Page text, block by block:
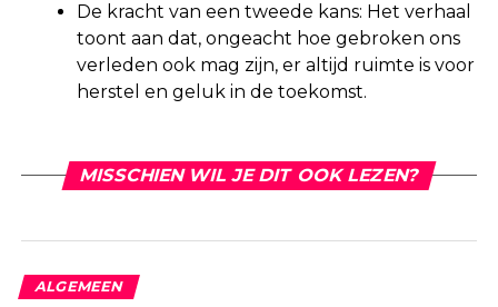
De kracht van een tweede kans: Het verhaal
toont aan dat, ongeacht hoe gebroken ons
verleden ook mag zijn, er altijd ruimte is voor
herstel en geluk in de toekomst.
MISSCHIEN WIL JE DIT OOK LEZEN?
ALGEMEEN